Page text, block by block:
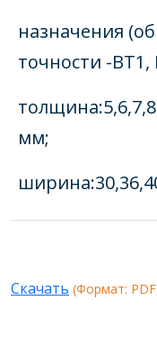
назначения
точности -
мм;
Скачать (Формат: